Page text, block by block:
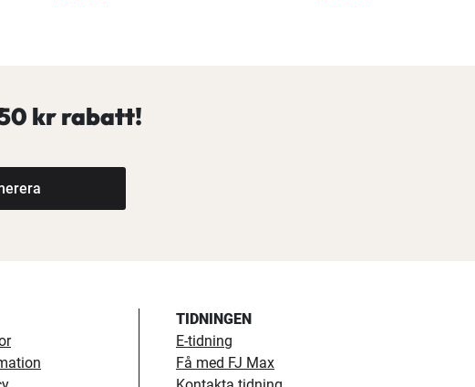
kr rabatt!
TIDNINGEN
E-tidning
Få med FJ Max